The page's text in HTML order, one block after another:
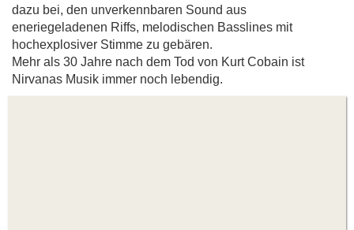
dazu bei, den unverkennbaren Sound aus
eneriegeladenen Riffs, melodischen Basslines mit
hochexplosiver Stimme zu gebären.
Mehr als 30 Jahre nach dem Tod von Kurt Cobain ist
Nirvanas Musik immer noch lebendig.